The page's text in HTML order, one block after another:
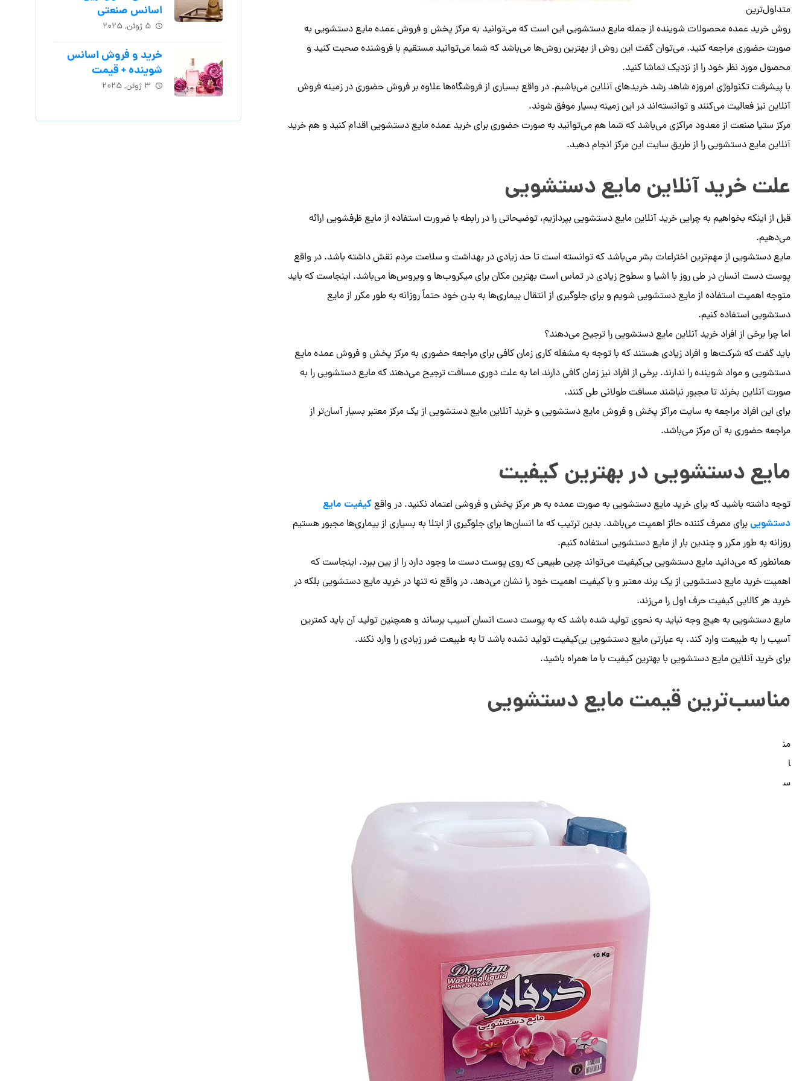
متداول‌ترین
روش خرید عمده محصولات شوینده از جمله مایع دستشویی این است که می‌توانید به مرکز پخش و فروش عمده مایع دستشویی به
صورت حضوری مراجعه کنید. می‌توان گفت این روش از بهترین روش‌ها می‌باشد که شما می‌توانید مستقیم با فروشنده صحبت کنید و
محصول مورد نظر خود را از نزدیک تماشا کنید.
با پیشرفت تکنولوژی امروزه شاهد رشد خریدهای آنلاین می‌باشیم. در واقع بسیاری از فروشگاه‌ها علاوه بر فروش حضوری در زمینه فروش
آنلاین نیز فعالیت می‌کنند و توانسته‌اند در این زمینه بسیار موفق شوند.
مرکز ستیا صنعت از معدود مراکزی می‌باشد که شما هم می‌توانید به صورت حضوری برای خرید عمده مایع دستشویی اقدام کنید و هم خرید
آنلاین مایع دستشویی را از طریق سایت این مرکز انجام دهید.
علت خرید آنلاین مایع دستشویی
قبل از اینکه بخواهیم به چرایی خرید آنلاین مایع دستشویی بپردازیم، توضیحاتی را در رابطه با ضرورت استفاده از مایع ظرفشویی ارائه
می‌دهیم.
مایع دستشویی از مهم‌ترین اختراعات بشر می‌باشد که توانسته است تا حد زیادی در بهداشت و سلامت مردم نقش داشته باشد. در واقع
پوست دست انسان در طی روز با اشیا و سطوح زیادی در تماس است بهترین مکان برای میکروب‌ها و ویروس‌ها می‌باشد. اینجاست که باید
متوجه اهمیت استفاده از مایع دستشویی شویم و برای جلوگیری از انتقال بیماری‌ها به بدن خود حتماً روزانه به طور مکرر از مایع
دستشویی استفاده کنیم.
اما چرا برخی از افراد خرید آنلاین مایع دستشویی را ترجیح می‌دهند؟
باید گفت که شرکت‌ها و افراد زیادی هستند که با توجه به مشغله کاری زمان کافی برای مراجعه حضوری به مرکز پخش و فروش عمده مایع
دستشویی و مواد شوینده را ندارند. برخی از افراد نیز زمان کافی دارند اما به علت دوری مسافت ترجیح می‌دهند که مایع دستشویی را به
صورت آنلاین بخرند تا مجبور نباشند مسافت طولانی طی کنند.
برای این افراد مراجعه به سایت مراکز پخش و فروش مایع دستشویی و خرید آنلاین مایع دستشویی از یک مرکز معتبر بسیار آسان‌تر از
مراجعه حضوری به آن مرکز می‌باشد.
مایع دستشویی در بهترین کیفیت
توجه داشته باشید که برای خرید مایع دستشویی به صورت عمده به هر مرکز پخش و فروشی اعتماد نکنید. در واقعکیفیت مایع
دستشوییبرای مصرف کننده حائز اهمیت می‌باشد. بدین ترتیب که ما انسان‌ها برای جلوگیری از ابتلا به بسیاری از بیماری‌ها مجبور هستیم
روزانه به طور مکرر و چندین بار از مایع دستشویی استفاده کنیم.
همانطور که می‌دانید مایع دستشویی بی‌کیفیت می‌تواند چربی طبیعی که روی پوست دست ما وجود دارد را از بین ببرد. اینجاست که
اهمیت خرید مایع دستشویی از یک برند معتبر و با کیفیت اهمیت خود را نشان می‌دهد. در واقع نه تنها در خرید مایع دستشویی بلکه در
خرید هر کالایی کیفیت حرف اول را می‌زند.
مایع دستشویی به هیچ وجه نباید به نحوی تولید شده باشد که به پوست دست انسان آسیب برساند و همچنین تولید آن باید کمترین
آسیب را به طبیعت وارد کند. به عبارتی مایع دستشویی بی‌کیفیت تولید نشده باشد تا به طبیعت ضرر زیادی را وارد نکند.
برای خرید آنلاین مایع دستشویی با بهترین کیفیت با ما همراه باشید.
مناسب‌ترین قیمت مایع دستشویی
من
ا
س
اسانس‌ صنعتی
۵ ژوئن, ۲۰۲۵
خرید و فروش اسانس
شوینده + قیمت
۳ ژوئن, ۲۰۲۵